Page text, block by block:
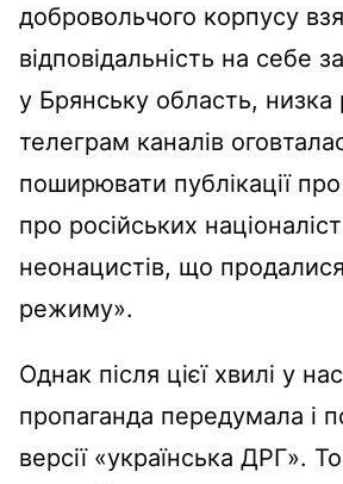
добровольчого корпусу
відповідальність на себе
у Брянську область, низка
телеграм каналів
поширювати публікації
про російських
неонацистів, що
режиму».
Однак після цієї хвилі у
пропаганда передумала і
версії «українська ДРГ».